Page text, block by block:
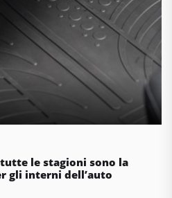
le stagioni sono la
gli interni dell’auto